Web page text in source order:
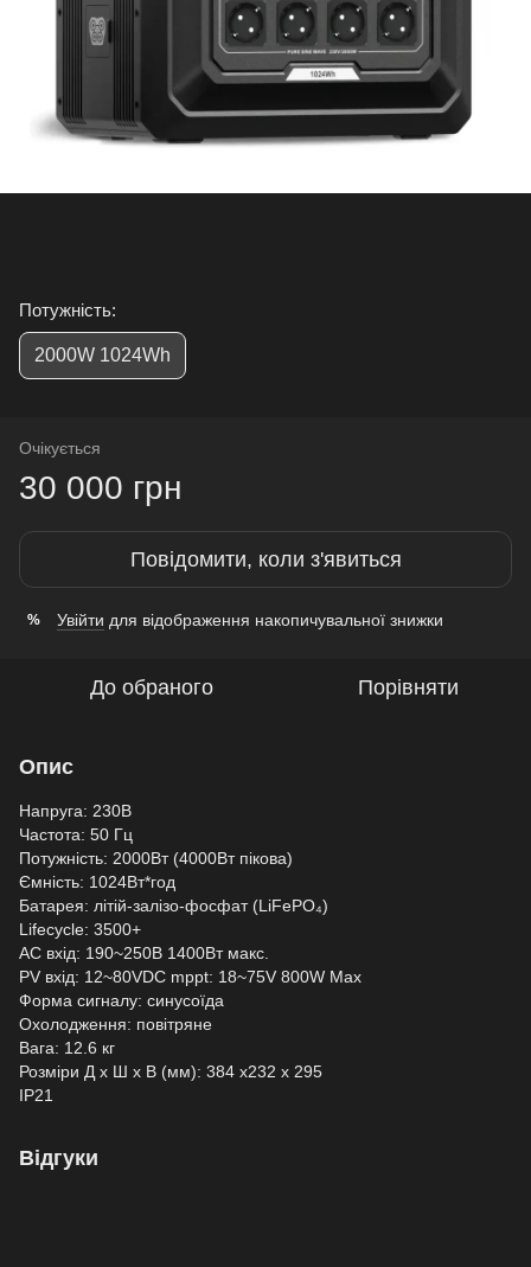
Потужність:
2000W 1024Wh
Очікується
30 000 грн
Повідомити, коли з'явиться
% Увійти для відображення накопичувальної знижки
До обраного Порівняти
Опис
Напруга: 230В
Частота: 50 Гц
Потужність: 2000Вт (4000Вт пікова)
Ємність: 1024Вт*год
Батарея: літій-залізо-фосфат (LiFePO₄)
Lifecycle: 3500+
AC вхід: 190~250В 1400Вт макс.
PV вхід: 12~80VDC mppt: 18~75V 800W Max
Форма сигналу: синусоїда
Охолодження: повітряне
Вага: 12.6 кг
Розміри Д х Ш х В (мм): 384 x232 x 295
IP21
Відгуки